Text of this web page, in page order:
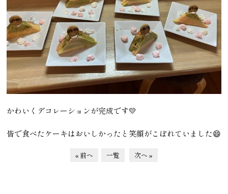
かわいくデコレーションが完成です💛
皆で食べたケーキはおいしかったと笑顔がこぼれていました😄
« 前へ 一覧 次へ »